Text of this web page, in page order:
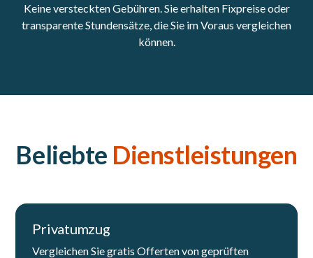
Keine versteckten Gebühren. Sie erhalten Fixpreise oder
transparente Stundensätze, die Sie im Voraus vergleichen
können.
Beliebte Dienstleistungen
Privatumzug
Vergleichen Sie gratis Offerten von geprüften